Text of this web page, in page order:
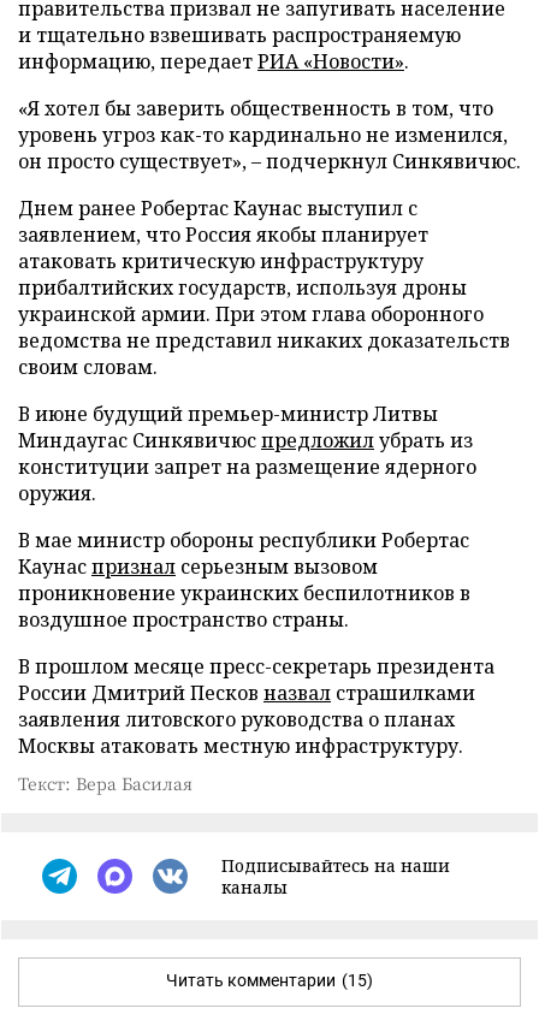
правительства призвал не запугивать население
и тщательно взвешивать распространяемую
информацию, передаетРИА «Новости».
«Я хотел бы заверить общественность в том, что
уровень угроз как-то кардинально не изменился,
он просто существует», – подчеркнул Синкявичюс.
Днем ранее Робертас Каунас выступил с
заявлением, что Россия якобы планирует
атаковать критическую инфраструктуру
прибалтийских государств, используя дроны
украинской армии. При этом глава оборонного
ведомства не представил никаких доказательств
своим словам.
В июне будущий премьер-министр Литвы
Миндаугас Синкявичюспредложилубрать из
конституции запрет на размещение ядерного
оружия.
В мае министр обороны республики Робертас
Каунаспризнал серьезным вызовом
проникновение украинских беспилотников в
воздушное пространство страны.
В прошлом месяце пресс-секретарь президента
России Дмитрий Песков назвал страшилками
заявления литовского руководства о планах
Москвы атаковать местную инфраструктуру.
Текст: Вера Басилая
Подписывайтесь на наши
каналы
Читать комментарии (15)